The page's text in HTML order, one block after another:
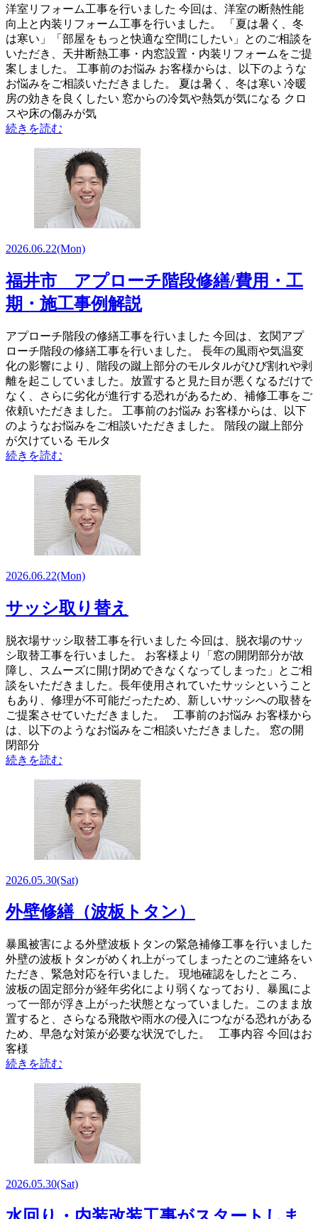
洋室リフォーム工事を行いました 今回は、洋室の断熱性能
向上と内装リフォーム工事を行いました。 「夏は暑く、冬
は寒い」「部屋をもっと快適な空間にしたい」とのご相談を
いただき、天井断熱工事・内窓設置・内装リフォームをご提
案しました。 工事前のお悩み お客様からは、以下のような
お悩みをご相談いただきました。 夏は暑く、冬は寒い 冷暖
房の効きを良くしたい 窓からの冷気や熱気が気になる クロ
スや床の傷みが気
続きを読む
2026.06.22(Mon)
福井市 アプローチ階段修繕/費用・工
期・施工事例解説
アプローチ階段の修繕工事を行いました 今回は、玄関アプ
ローチ階段の修繕工事を行いました。 長年の風雨や気温変
化の影響により、階段の蹴上部分のモルタルがひび割れや剥
離を起こしていました。放置すると見た目が悪くなるだけで
なく、さらに劣化が進行する恐れがあるため、補修工事をご
依頼いただきました。 工事前のお悩み お客様からは、以下
のようなお悩みをご相談いただきました。 階段の蹴上部分
が欠けている モルタ
続きを読む
2026.06.22(Mon)
サッシ取り替え
脱衣場サッシ取替工事を行いました 今回は、脱衣場のサッ
シ取替工事を行いました。 お客様より「窓の開閉部分が故
障し、スムーズに開け閉めできなくなってしまった」とご相
談をいただきました。長年使用されていたサッシということ
もあり、修理が不可能だったため、新しいサッシへの取替を
ご提案させていただきました。 工事前のお悩み お客様から
は、以下のようなお悩みをご相談いただきました。 窓の開
閉部分
続きを読む
2026.05.30(Sat)
外壁修繕（波板トタン）
暴風被害による外壁波板トタンの緊急補修工事を行いました
外壁の波板トタンがめくれ上がってしまったとのご連絡をい
ただき、緊急対応を行いました。 現地確認をしたところ、
波板の固定部分が経年劣化により弱くなっており、暴風によ
って一部が浮き上がった状態となっていました。このまま放
置すると、さらなる飛散や雨水の侵入につながる恐れがある
ため、早急な対策が必要な状況でした。 工事内容 今回はお
客様
続きを読む
2026.05.30(Sat)